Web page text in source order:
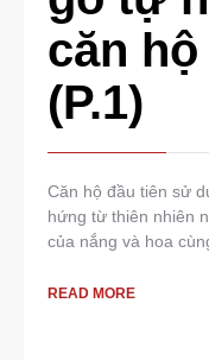
căn
(P.1)
Căn hộ đầu tiên sử
hứng từ thiên nhiên
của nắng và hoa
READ MORE